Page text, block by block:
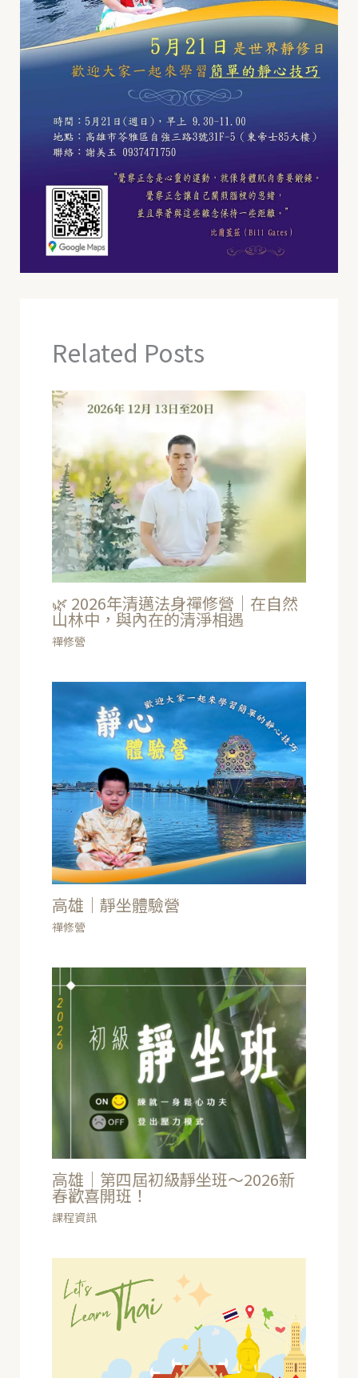
Related Posts
🌿 2026年清邁法身禪修營｜在自然
山林中，與內在的清淨相遇
禪修營
高雄｜靜坐體驗營
禪修營
高雄｜第四屆初級靜坐班～2026新
春歡喜開班！
課程資訊